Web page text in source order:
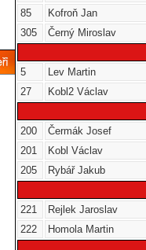
85 Kofroň Jan
305
Černý Miroslav
5
Lev Martin
27
Kobl2 Václav
200
Čermák Josef
201
Kobl Václav
205
Rybář Jakub
221
Rejlek Jaroslav
222
Homola Martin